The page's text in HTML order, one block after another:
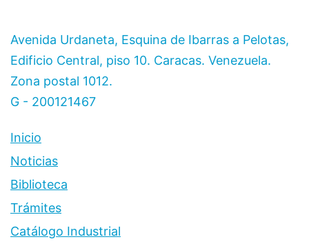
Avenida Urdaneta, Esquina de Ibarras a Pelotas,
Edificio Central, piso 10. Caracas. Venezuela.
Zona postal 1012.
G - 200121467
Inicio
Noticias
Biblioteca
Trámites
Catálogo Industrial